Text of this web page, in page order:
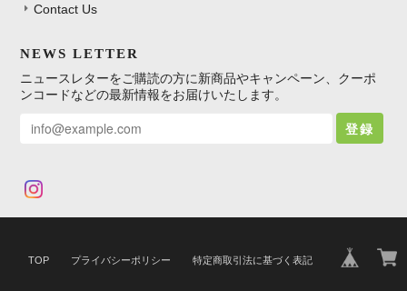
発送まで時間はかかりましたがやり取りもスムーズで商品もとても満
北欧風 おしゃれなタイル表札｜長方形（227mm）
マットグレー
すぐに連絡を頂き、好みに調整していただけました。ありがとうござ
Contact Us
NEWS LETTER
ニュースレターをご購読の方に新商品やキャンペーン、クーポ
ンコードなどの最新情報をお届けいたします。
登録
TOP プライバシーポリシー 特定商取引法に基づく表記